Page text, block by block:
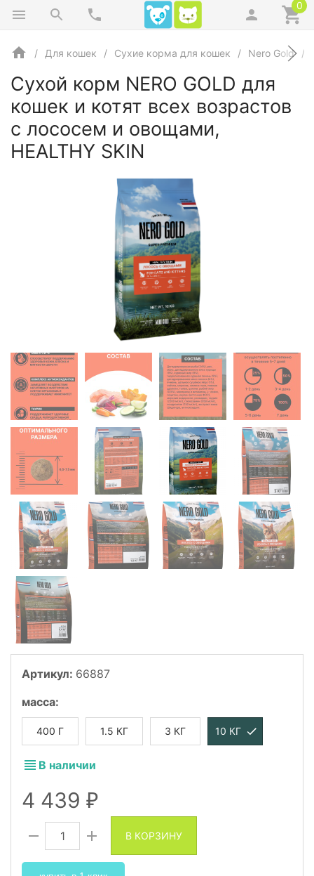
0
Для кошек Сухие корма для кошек Nero Gold
Сухой корм NERO GOLD для
кошек и котят всех возрастов
с лососем и овощами,
HEALTHY SKIN
Артикул: 66887
масса:
400 Г 1.5 КГ 3 КГ 10 КГ
В наличии
4 439 ₽
В КОРЗИНУ